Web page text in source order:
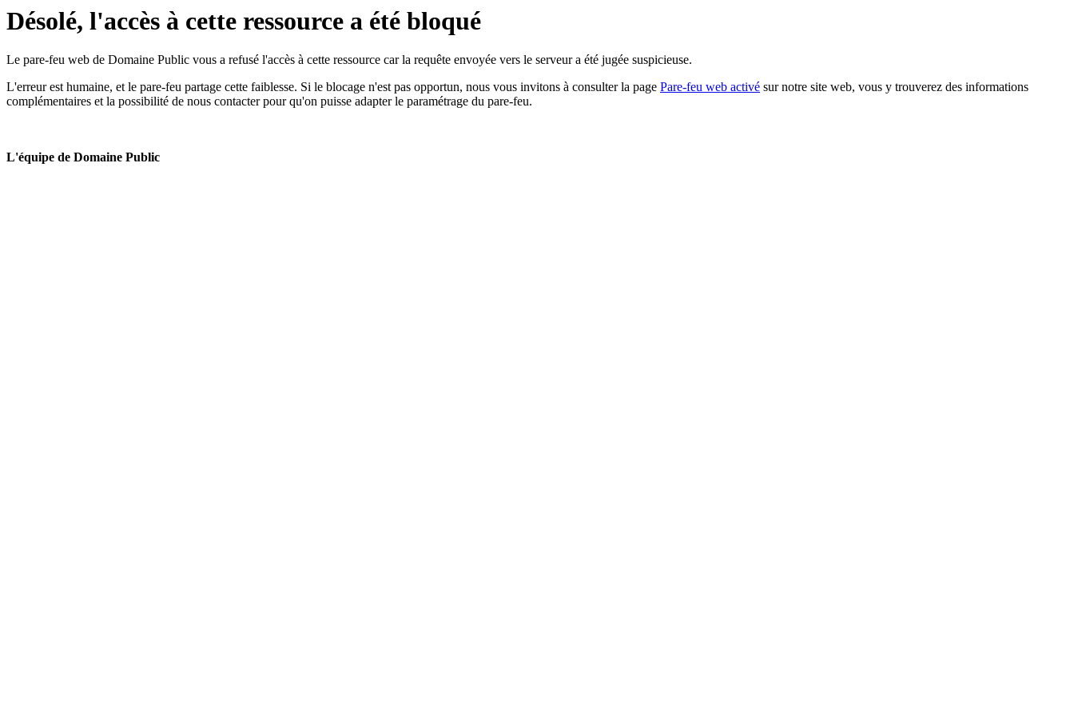
Désolé, l'accès à cette ressource a été bloqué
Le pare-feu web de Domaine Public vous a refusé l'accès à cette ressource car la requête envoyée vers le serveur a été jugée suspicieuse.
L'erreur est humaine, et le pare-feu partage cette faiblesse. Si le blocage n'est pas opportun, nous vous invitons à consulter la page Pare-feu web activé sur notre site web, vous y trouverez des informations
complémentaires et la possibilité de nous contacter pour qu'on puisse adapter le paramétrage du pare-feu.
L'équipe de Domaine Public